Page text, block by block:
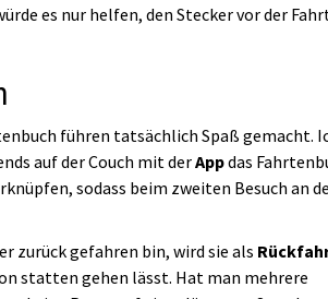
es nur helfen, den Stecker vor der
führen tatsächlich Spaß gemacht.
auf der Couch mit derAppdas
sodass beim zweiten Besuch an
zurück gefahren bin, wird sie als
statten gehen lässt. Hat man mehrere